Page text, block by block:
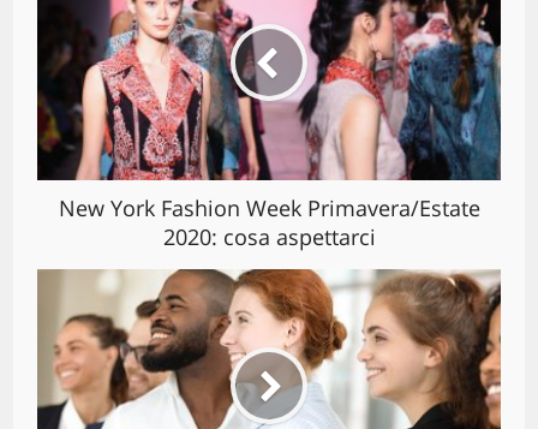
New York Fashion Week Primavera/Estate
2020: cosa aspettarci